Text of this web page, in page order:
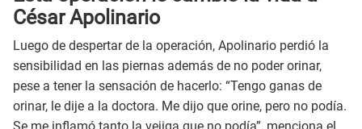
César Apolinario
Luego de despertar de la operación, Apolinario perdió la
sensibilidad en las piernas además de no poder orinar,
pese a tener la sensación de hacerlo: “Tengo ganas de
orinar, le dije a la doctora. Me dijo que orine, pero no podía.
Se me inflamó tanto la vejiga que no podía”, menciona el